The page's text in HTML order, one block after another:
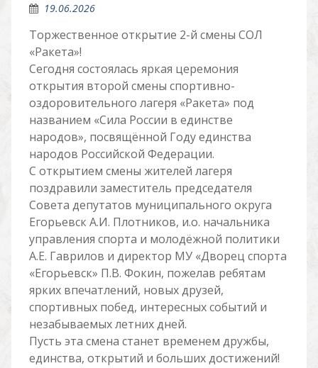
19.06.2026
Торжественное открытие 2-й смены СОЛ
«Ракета»!
Сегодня состоялась яркая церемония
открытия второй смены спортивно-
оздоровительного лагеря «Ракета» под
названием «Сила России в единстве
народов», посвящённой Году единства
народов Российской Федерации.
С открытием смены жителей лагеря
поздравили заместитель председателя
Совета депутатов муниципального округа
Егорьевск А.И. Плотников, и.о. начальника
управления спорта и молодёжной политики
А.Е. Гаврилов и директор МУ «Дворец спорта
«Егорьевск» П.В. Фокин, пожелав ребятам
ярких впечатлений, новых друзей,
спортивных побед, интересных событий и
незабываемых летних дней.
Пусть эта смена станет временем дружбы,
единства, открытий и больших достижений!